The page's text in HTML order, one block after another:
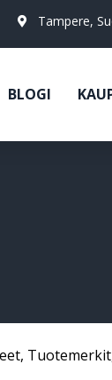
Tampere,
BLOGI
, Tuotemerkit